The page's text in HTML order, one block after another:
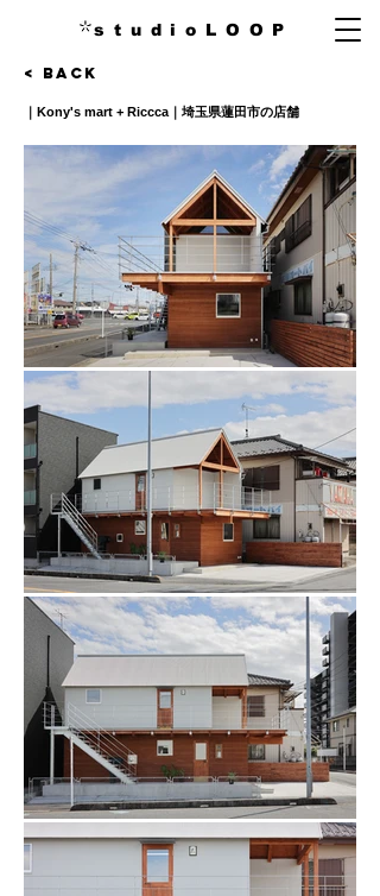
s t u d i o L O O P
< Back
｜Kony's mart + Riccca｜埼玉県蓮田市の店舗